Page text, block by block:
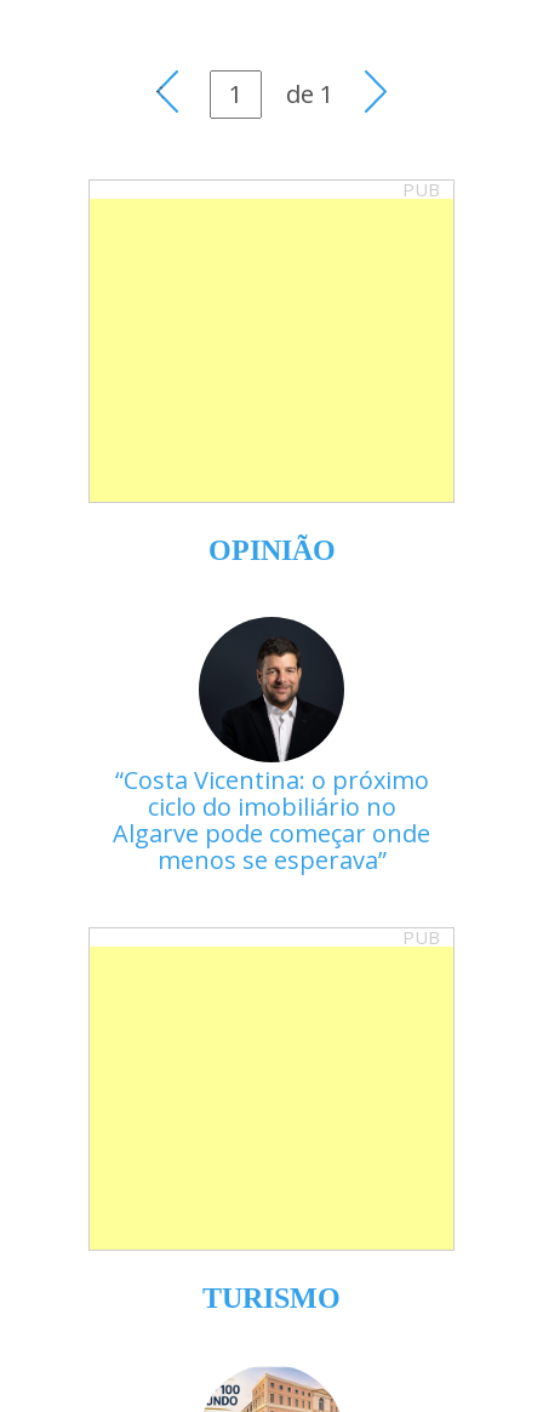
de 1
PUB
OPINIÃO
Costa Vicentina: o próximo
ciclo do imobiliário no
Algarve pode começar onde
menos se esperava
PUB
TURISMO